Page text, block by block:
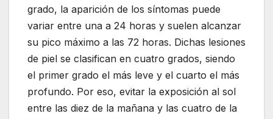
grado, la aparición de los síntomas puede
variar entre una a 24 horas y suelen alcanzar
su pico máximo a las 72 horas. Dichas lesiones
de piel se clasifican en cuatro grados, siendo
el primer grado el más leve y el cuarto el más
profundo. Por eso, evitar la exposición al sol
entre las diez de la mañana y las cuatro de la